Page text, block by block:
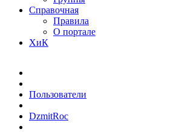
Справочная
Правила
О портале
ХиК
Пользователи
DzmitRoc